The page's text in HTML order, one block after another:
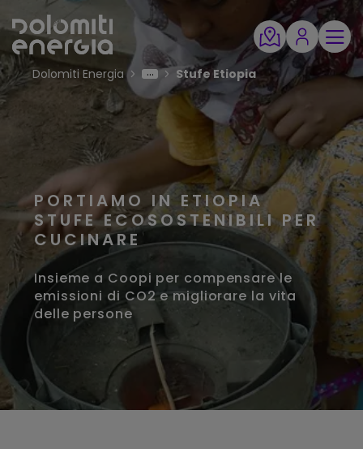
Dolomiti Energia Stufe Etiopia
PORTIAMO IN ETIOPIA
STUFE ECOSOSTENIBILI PER
CUCINARE
Insieme a Coopi per compensare le
emissioni di CO2 e migliorare la vita
delle persone